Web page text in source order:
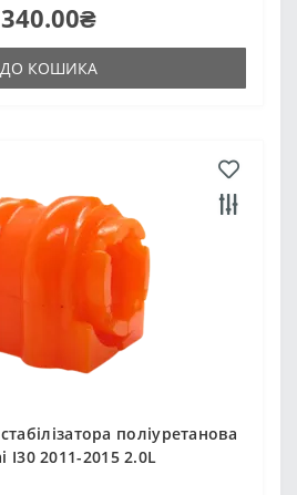
340.00₴
ДО КОШИКА
поліуретанова
I30 2011-2015 2.0L